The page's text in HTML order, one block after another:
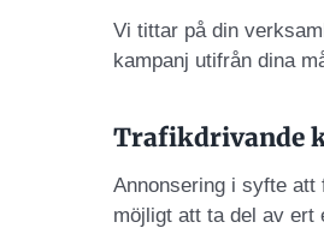
Vi tittar på din
kampanj utifrån dina
Trafikdrivande
Annonsering i syfte att
möjligt att ta del av ert